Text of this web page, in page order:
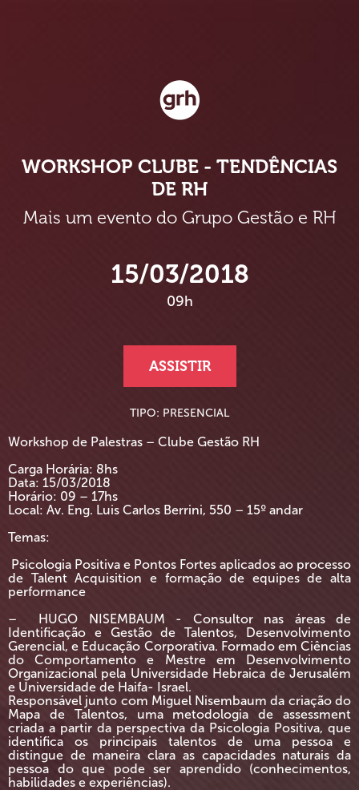
WORKSHOP CLUBE - TENDÊNCIAS
DE RH
Mais um evento do Grupo Gestão e RH
15/03/2018
09h
ASSISTIR
TIPO: PRESENCIAL
Workshop de Palestras – Clube Gestão RH
Carga Horária: 8hs
Data: 15/03/2018
Horário: 09 – 17hs
Local: Av. Eng. Luis Carlos Berrini, 550 – 15º andar
Temas:
Psicologia Positiva e Pontos Fortes aplicados ao processo
de Talent Acquisition e formação de equipes de alta
performance
– HUGO NISEMBAUM - Consultor nas áreas de
Identificação e Gestão de Talentos, Desenvolvimento
Gerencial, e Educação Corporativa. Formado em Ciências
do Comportamento e Mestre em Desenvolvimento
Organizacional pela Universidade Hebraica de Jerusalém
e Universidade de Haifa- Israel.
Responsável junto com Miguel Nisembaum da criação do
Mapa de Talentos, uma metodologia de assessment
criada a partir da perspectiva da Psicologia Positiva, que
identifica os principais talentos de uma pessoa e
distingue de maneira clara as capacidades naturais da
pessoa do que pode ser aprendido (conhecimentos,
habilidades e experiências).